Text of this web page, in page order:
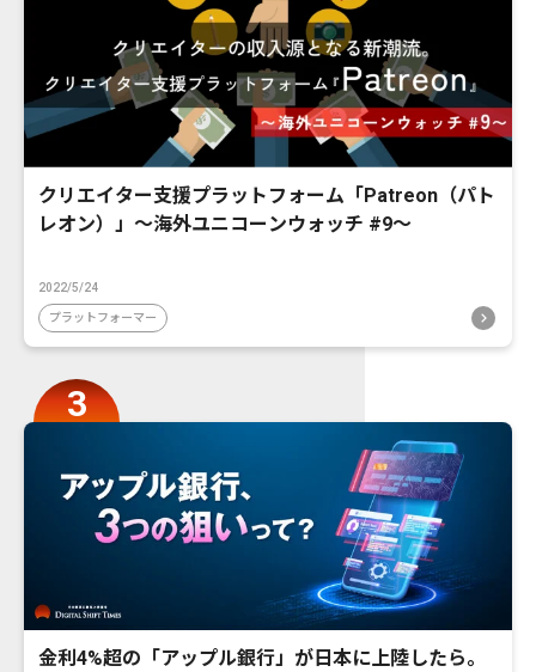
クリエイター支援プラットフォーム「Patreon（パト
レオン）」〜海外ユニコーンウォッチ #9〜
2022/5/24
プラットフォーマー
金利4%超の「アップル銀行」が日本に上陸したら。